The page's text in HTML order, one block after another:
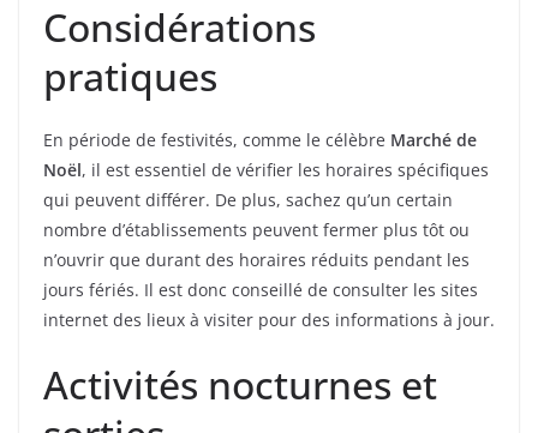
Considérations
pratiques
En période de festivités, comme le célèbre Marché de
Noël, il est essentiel de vérifier les horaires spécifiques
qui peuvent différer. De plus, sachez qu’un certain
nombre d’établissements peuvent fermer plus tôt ou
n’ouvrir que durant des horaires réduits pendant les
jours fériés. Il est donc conseillé de consulter les sites
internet des lieux à visiter pour des informations à jour.
Activités nocturnes et